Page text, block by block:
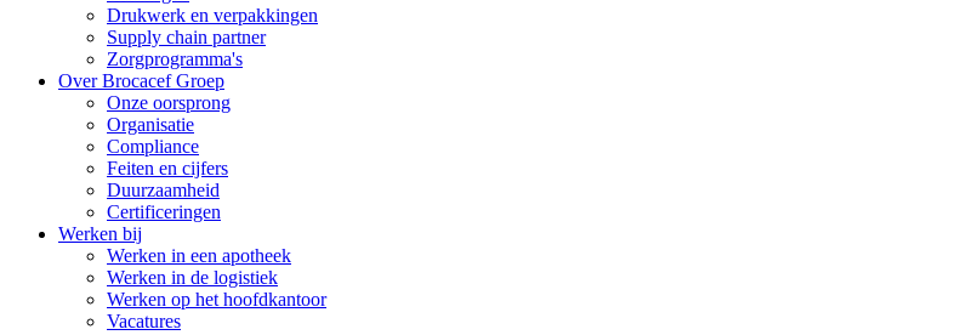
Drukwerk en verpakkingen
Supply chain partner
Zorgprogramma's
Over Brocacef Groep
Onze oorsprong
Organisatie
Compliance
Feiten en cijfers
Duurzaamheid
Certificeringen
Werken bij
Werken in een apotheek
Werken in de logistiek
Werken op het hoofdkantoor
Vacatures